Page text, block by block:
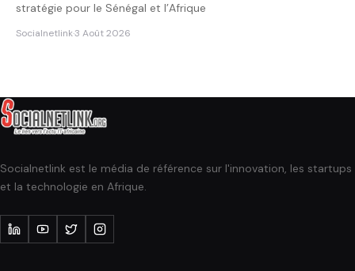
stratégie pour le Sénégal et l’Afrique
Socialnetlink·3 Août 2026
Socialnetlink est le média de référence sur l'innovation, les startups
et la technologie en Afrique.